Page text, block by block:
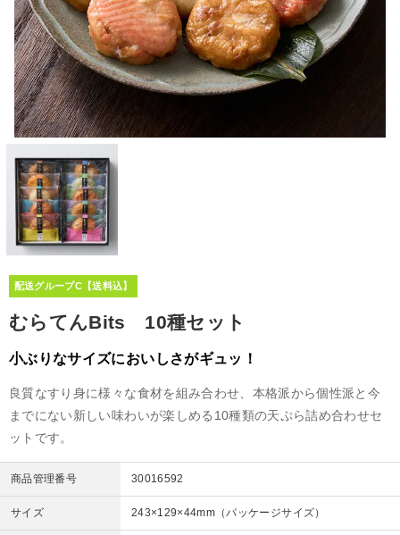
配送グループC【送料込】
むらてんBits 10種セット
小ぶりなサイズにおいしさがギュッ！
良質なすり身に様々な食材を組み合わせ、本格派から個性派と今
までにない新しい味わいが楽しめる10種類の天ぷら詰め合わせセ
ットです。
商品管理番号 30016592
サイズ 243×129×44mm（パッケージサイズ）